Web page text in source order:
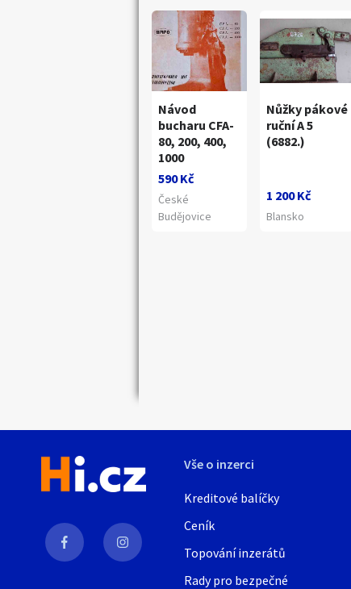
Návod
bucharu CFA-
80, 200, 400,
1000
590 Kč
České
Budějovice
Nůžky pákové
ruční A 5
(6882.)
1 200 Kč
Blansko
Vše o inzerci
Kreditové balíčky
Ceník
Topování inzerátů
Rady pro bezpečné